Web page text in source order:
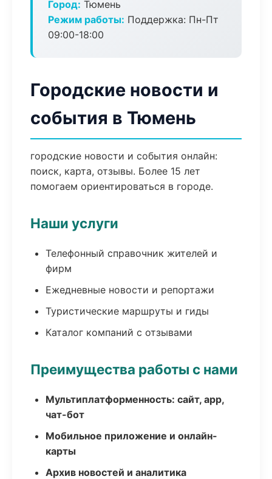
Город: Тюмень
Режим работы: Поддержка: Пн-Пт
09:00-18:00
Городские новости и
события в Тюмень
городские новости и события онлайн:
поиск, карта, отзывы. Более 15 лет
помогаем ориентироваться в городе.
Наши услуги
Телефонный справочник жителей и
фирм
Ежедневные новости и репортажи
Туристические маршруты и гиды
Каталог компаний с отзывами
Преимущества работы с нами
Мультиплатформенность: сайт, app,
чат-бот
Мобильное приложение и онлайн-
карты
Архив новостей и аналитика